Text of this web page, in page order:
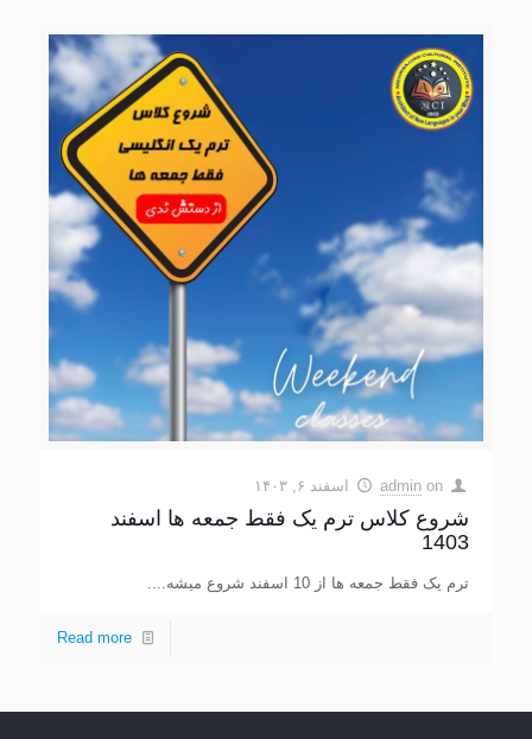
admin on اسفند ۶, ۱۴۰۳
شروع کلاس ترم یک فقط جمعه ها اسفند
1403
ترم یک فقط جمعه ها از 10 اسفند شروع میشه....
Read more